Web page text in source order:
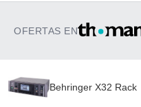
OFERTAS EN
Behringer X32 Rack